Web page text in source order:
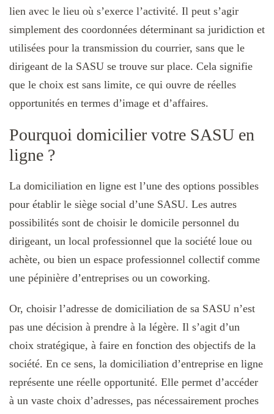
lien avec le lieu où s’exerce l’activité. Il peut s’agir
simplement des coordonnées déterminant sa juridiction et
utilisées pour la transmission du courrier, sans que le
dirigeant de la SASU se trouve sur place. Cela signifie
que le choix est sans limite, ce qui ouvre de réelles
opportunités en termes d’image et d’affaires.
Pourquoi domicilier votre SASU en
ligne ?
La domiciliation en ligne est l’une des options possibles
pour établir le siège social d’une SASU. Les autres
possibilités sont de choisir le domicile personnel du
dirigeant, un local professionnel que la société loue ou
achète, ou bien un espace professionnel collectif comme
une pépinière d’entreprises ou un coworking.
Or, choisir l’adresse de domiciliation de sa SASU n’est
pas une décision à prendre à la légère. Il s’agit d’un
choix stratégique, à faire en fonction des objectifs de la
société. En ce sens, la domiciliation d’entreprise en ligne
représente une réelle opportunité. Elle permet d’accéder
à un vaste choix d’adresses, pas nécessairement proches